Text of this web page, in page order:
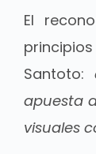
El
Santoto:
apuesta
visuales